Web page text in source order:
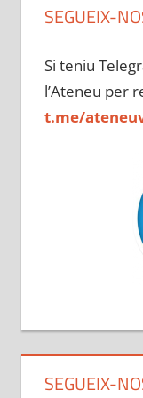
SEGUEIX-
Si teniu
l’Ateneu per
t.me/
SEGUEIX-